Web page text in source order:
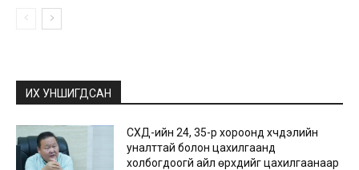
ИХ УНШИГДСАН
СХД-ийн 24, 35-р хороонд хүчдэлийн
уналттай болон цахилгаанд
холбогдоогүй айл өрхүүдийг цахилгаанаар